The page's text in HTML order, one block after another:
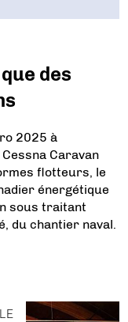
des
2025 à
Caravan
flotteurs, le
énergétique
sous traitant
du chantier naval.